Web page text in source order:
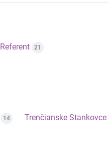
Referent 21
14
Trenčianske Stankovce